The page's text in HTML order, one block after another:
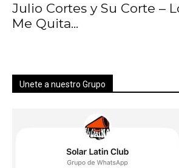
Julio Cortes y Su Corte –
Me Quita...
Unete a nuestro Grupo